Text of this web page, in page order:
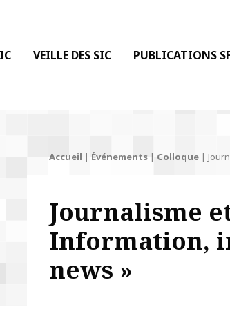
LA COMMUNICATION
VEILLE DES SIC PUBLICATIONS
Accueil | Événements| Colloque|
Journalisme
Information,
news »